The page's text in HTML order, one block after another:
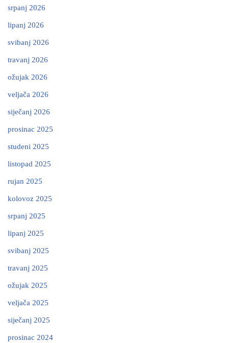
srpanj 2026
lipanj 2026
svibanj 2026
travanj 2026
ožujak 2026
veljača 2026
siječanj 2026
prosinac 2025
studeni 2025
listopad 2025
rujan 2025
kolovoz 2025
srpanj 2025
lipanj 2025
svibanj 2025
travanj 2025
ožujak 2025
veljača 2025
siječanj 2025
prosinac 2024